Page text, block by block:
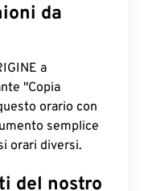
da
a
"Copia
orario con
semplice
orari diversi.
del nostro